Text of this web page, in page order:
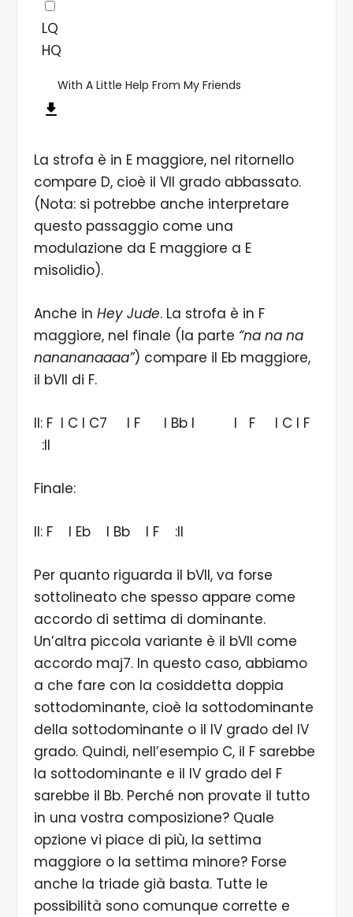
LQ
HQ
With A Little Help From My Friends
La strofa è in E maggiore, nel ritornello
compare D, cioè il VII grado abbassato.
(Nota: si potrebbe anche interpretare
questo passaggio come una
modulazione da E maggiore a E
misolidio).
Anche in Hey Jude. La strofa è in F
maggiore, nel finale (la parte “na na na
nanananaaaa”) compare il Eb maggiore,
il bVII di F.
II: F I C I C7 I F I Bb I I F I C I F
:II
Finale:
II: F I Eb I Bb I F :II
Per quanto riguarda il bVII, va forse
sottolineato che spesso appare come
accordo di settima di dominante.
Un’altra piccola variante è il bVII come
accordo maj7. In questo caso, abbiamo
a che fare con la cosiddetta doppia
sottodominante, cioè la sottodominante
della sottodominante o il IV grado del IV
grado. Quindi, nell’esempio C, il F sarebbe
la sottodominante e il IV grado del F
sarebbe il Bb. Perché non provate il tutto
in una vostra composizione? Quale
opzione vi piace di più, la settima
maggiore o la settima minore? Forse
anche la triade già basta. Tutte le
possibilità sono comunque corrette e